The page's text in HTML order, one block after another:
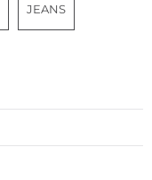
JEANS